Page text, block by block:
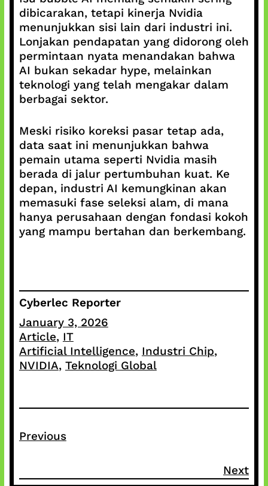
dibicarakan, tetapi kinerja Nvidia
menunjukkan sisi lain dari industri ini.
Lonjakan pendapatan yang didorong oleh
permintaan nyata menandakan bahwa
AI bukan sekadar hype, melainkan
teknologi yang telah mengakar dalam
berbagai sektor.
Meski risiko koreksi pasar tetap ada,
data saat ini menunjukkan bahwa
pemain utama seperti Nvidia masih
berada di jalur pertumbuhan kuat. Ke
depan, industri AI kemungkinan akan
memasuki fase seleksi alam, di mana
hanya perusahaan dengan fondasi kokoh
yang mampu bertahan dan berkembang.
Cyberlec Reporter
January 3, 2026
Article, IT
Artificial Intelligence, Industri Chip ,
NVIDIA, Teknologi Global
Previous
Next